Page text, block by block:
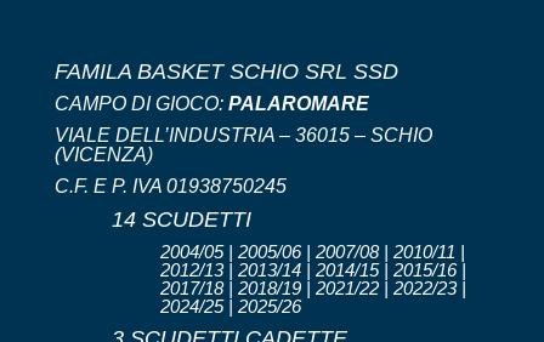
FAMILA BASKET SCHIO SRL SSD
CAMPO DI GIOCO: PALAROMARE
VIALE DELL’INDUSTRIA – 36015 – SCHIO
(VICENZA)
C.F. E P. IVA 01938750245
14 SCUDETTI
2004/05 | 2005/06 | 2007/08 | 2010/11 |
2012/13 | 2013/14 | 2014/15 | 2015/16 |
2017/18 | 2018/19 | 2021/22 | 2022/23 |
2024/25 | 2025/26